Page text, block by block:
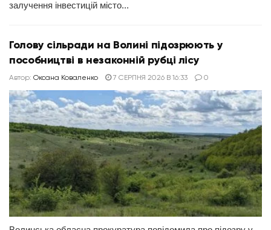
залучення інвестицій місто...
Голову сільради на Волині підозрюють у
пособництві в незаконній рубці лісу
Автор: Оксана Коваленко 7 СЕРПНЯ 2026 В 16:33 0